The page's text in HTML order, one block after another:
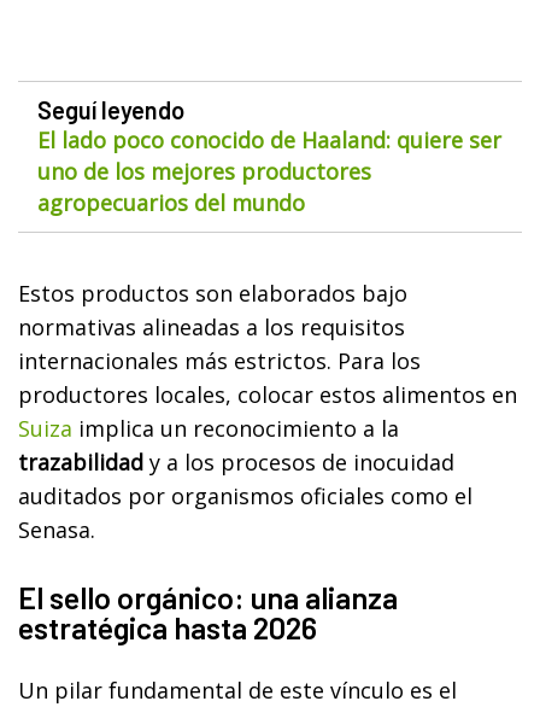
Seguí leyendo
El lado poco conocido de Haaland: quiere ser
uno de los mejores productores
agropecuarios del mundo
Estos productos son elaborados bajo
normativas alineadas a los requisitos
internacionales más estrictos. Para los
productores locales, colocar estos alimentos en
Suiza implica un reconocimiento a la
trazabilidad y a los procesos de inocuidad
auditados por organismos oficiales como el
Senasa.
El sello orgánico: una alianza
estratégica hasta 2026
Un pilar fundamental de este vínculo es el